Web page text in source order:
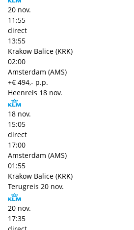
20 nov.
11:55
direct
13:55
Krakow Balice (KRK)
02:00
Amsterdam (AMS)
+€ 494,- p.p.
Heenreis 18 nov.
18 nov.
15:05
direct
17:00
Amsterdam (AMS)
01:55
Krakow Balice (KRK)
Terugreis 20 nov.
20 nov.
17:35